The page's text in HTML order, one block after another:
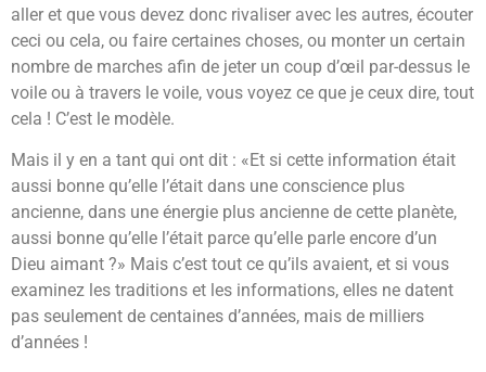
aller et que vous devez donc rivaliser avec les autres, écouter
ceci ou cela, ou faire certaines choses, ou monter un certain
nombre de marches afin de jeter un coup d’œil par-dessus le
voile ou à travers le voile, vous voyez ce que je ceux dire, tout
cela ! C’est le modèle.
Mais il y en a tant qui ont dit : «Et si cette information était
aussi bonne qu’elle l’était dans une conscience plus
ancienne, dans une énergie plus ancienne de cette planète,
aussi bonne qu’elle l’était parce qu’elle parle encore d’un
Dieu aimant ?» Mais c’est tout ce qu’ils avaient, et si vous
examinez les traditions et les informations, elles ne datent
pas seulement de centaines d’années, mais de milliers
d’années !